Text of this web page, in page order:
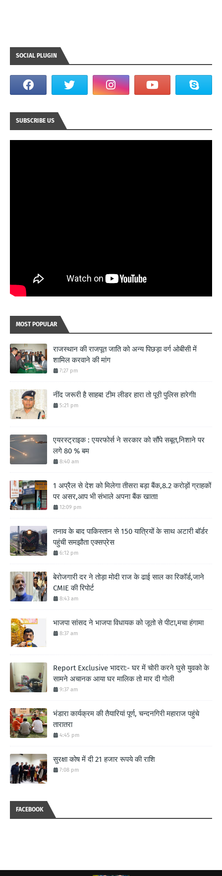
SOCIAL PLUGIN
SUBSCRIBE US
MOST POPULAR
राजस्थान की राजपूत जाति को अन्य पिछड़ा वर्ग ओबीसी में
शामिल करवाने की मांग
7:27 pm
नींद जरूरी है साहब! टीम लीडर हारा तो पूरी पुलिस हारेगी!
5:21 pm
एयरस्ट्राइक : एयरफोर्स ने सरकार को सौंपे सबूत,निशाने पर
लगे 80 % बम
8:40 am
1 अप्रैल से देश को मिलेगा तीसरा बड़ा बैंक,8.2 करोड़ों ग्राहकों
पर असर,आप भी संभाले अपना बैंक खाता!
12:09 pm
तनाव के बाद पाकिस्तान से 150 यात्रियों के साथ अटारी बॉर्डर
पहुंची समझौता एक्सप्रेस
6:12 pm
बेरोजगारी दर ने तोड़ा मोदी राज के ढाई साल का रिकॉर्ड,जाने
CMIE की रिपोर्ट
8:43 am
भाजपा सांसद ने भाजपा विधायक को जूतो से पीटा,मचा हंगामा
8:37 am
Report Exclusive भादरा:- घर में चोरी करने घुसे युवको के
सामने अचानक आया घर मालिक तो मार दी गोली
9:37 am
भंडारा कार्यक्रम की तैयारियां पूर्ण, चन्दनगिरी महाराज पहुंचे
तारातरा
4:45 pm
सुरक्षा कोष में दी 21 हजार रूपये की राशि
7:08 pm
FACEBOOK